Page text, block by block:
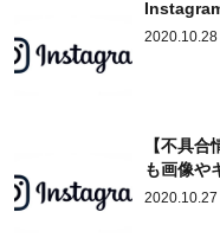
2020.10.28
【不具
も画像や
2020.10.27